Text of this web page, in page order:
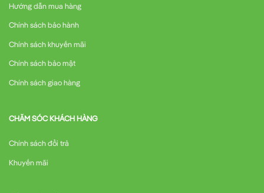
Hướng dẫn mua hàng
Chính sách bảo hành
Chính sách khuyến mãi
Chính sách bảo mật
Chính sách giao hàng
CHĂM SÓC KHÁCH HÀNG
Chính sách đổi trả
Khuyến mãi